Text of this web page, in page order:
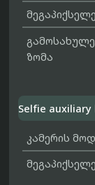
ზომა
Selfie auxiliary
კამერის